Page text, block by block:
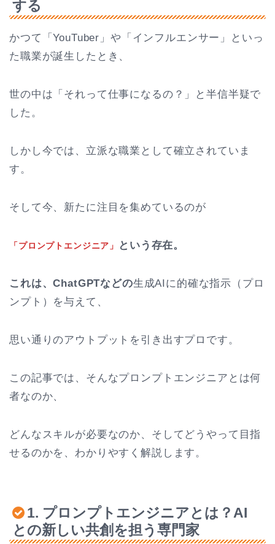
する
かつて「YouTuber」や「インフルエンサー」といっ
た職業が誕生したとき、
世の中は「それって仕事になるの？」と半信半疑で
した。
しかし今では、立派な職業として確立されていま
す。
そして今、新たに注目を集めているのが
「プロンプトエンジニア」 という存在。
これは、ChatGPTなどの生成AIに的確な指示（プロ
ンプト）を与えて、
思い通りのアウトプットを引き出すプロです。
この記事では、そんなプロンプトエンジニアとは何
者なのか、
どんなスキルが必要なのか、そしてどうやって目指
せるのかを、わかりやすく解説します。
1. プロンプトエンジニアとは？AI
との新しい共創を担う専門家